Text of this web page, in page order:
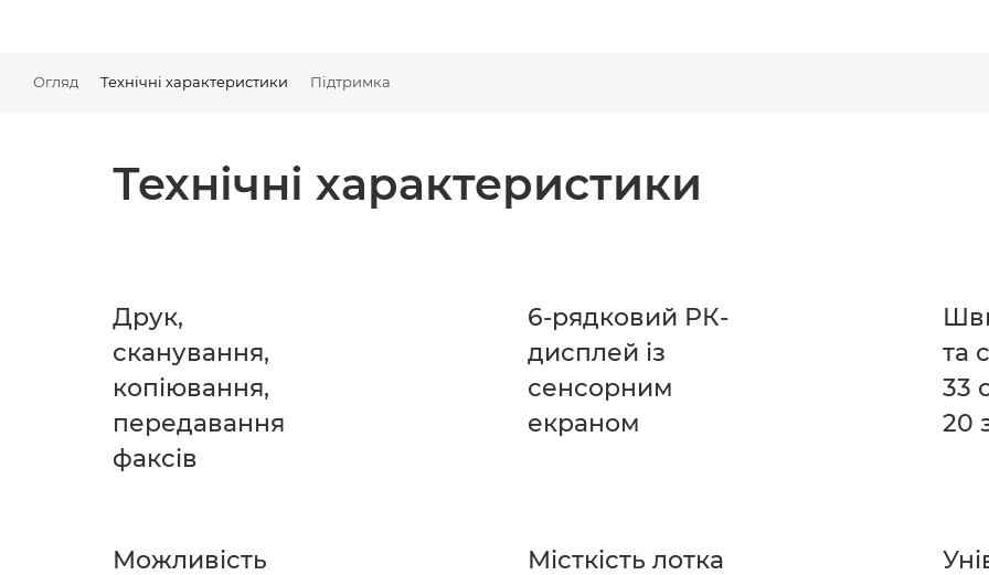
Огляд Технічні характеристики Підтримка
Технічні характеристики
Друк,
сканування,
копіювання,
передавання
факсів
6-рядковий РК-
дисплей із
сенсорним
екраном
та
33
20
Можливість
Місткість лотка